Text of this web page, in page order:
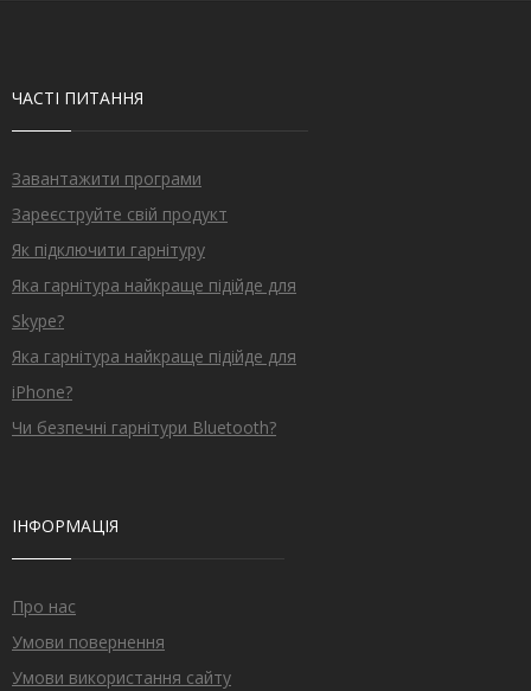
ЧАСТІ ПИТАННЯ
Завантажити програми
Зареєструйте свій продукт
Як підключити гарнітуру
Яка гарнітура найкраще підійде для
Skype?
Яка гарнітура найкраще підійде для
iPhone?
Чи безпечні гарнітури Bluetooth?
ІНФОРМАЦІЯ
Про нас
Умови повернення
Умови використання сайту